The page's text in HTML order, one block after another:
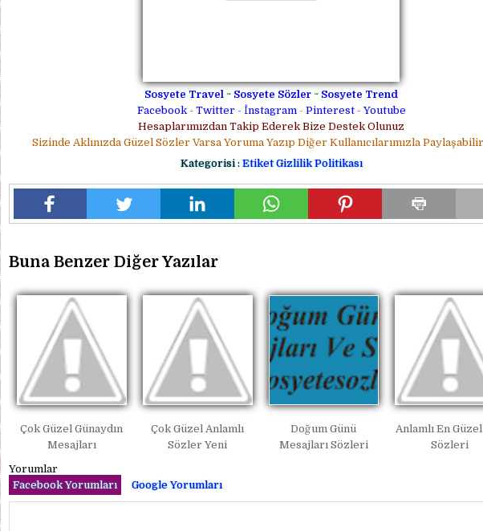
Sosyete Travel ~ Sosyete Sözler ~ Sosyete Trend
Facebook- Twitter - İnstagram- Pinterest- Youtube
Hesaplarımızdan Takip Ederek Bize Destek Olunuz
Sizinde Aklınızda Güzel Sözler Varsa Yoruma Yazıp Diğer Kullanıcılarımızla
Kategorisi : EtiketGizlilik Politikası
Buna Benzer Diğer Yazılar
Çok Güzel Günaydın
Mesajları
Çok Güzel Anlamlı
Sözler Yeni
Doğum Günü
Mesajları Sözleri
Anlamlı En
Sözleri
Yorumlar
Facebook Yorumları
Google Yorumları